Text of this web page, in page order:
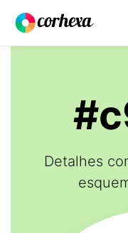
Detalhes